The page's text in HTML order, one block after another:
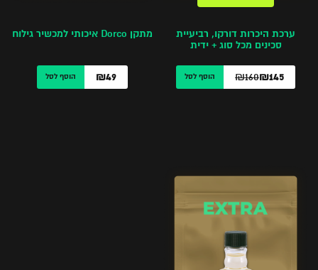
ערכת היכרות דורקו, רביעיית
סכינים מכל סוג + ידית
₪160₪145 הוסף לסל
מתקן Dorco איכותי למכשיר גילוח
₪49 הוסף לסל